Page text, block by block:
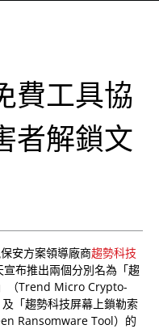
費工具協
者解鎖文
安方案領導廠商趨勢科技
宣布推出兩個分別名為「趨
（Trend Micro Crypto-
「趨勢科技屏幕上鎖勒索
Ransomware Tool）的